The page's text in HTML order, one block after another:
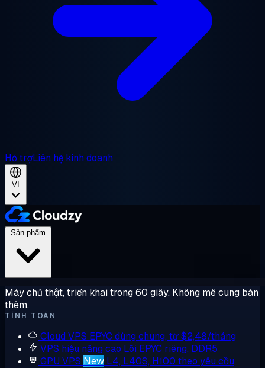
Hỗ trợLiên hệ kinh doanh
VI
Máy chủ thật, triển khai trong 60 giây. Không mê cung bán
thêm.
TÍNH TOÁN
Cloud VPS EPYC dùng chung, từ $2,48/tháng
VPS hiệu năng cao Lõi EPYC riêng, DDR5
GPU VPS New L4, L40S, H100 theo yêu cầu